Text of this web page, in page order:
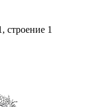
строение 1